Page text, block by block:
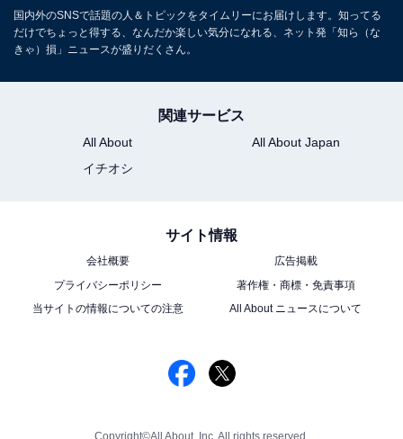
国内外のSNSで話題の人＆トピックをタイムリーにお届けします。知ってる
だけでちょっと得する、なんだか楽しい気分になれる、ネット発「知ら（な
きゃ）損」ニュースが盛りだくさん。
関連サービス
All About
All About Japan
イチオシ
サイト情報
会社概要
広告掲載
プライバシーポリシー
著作権・商標・免責事項
当サイトの情報についての注意
All About ニュースについて
Copyright©All About, Inc. All rights reserved.